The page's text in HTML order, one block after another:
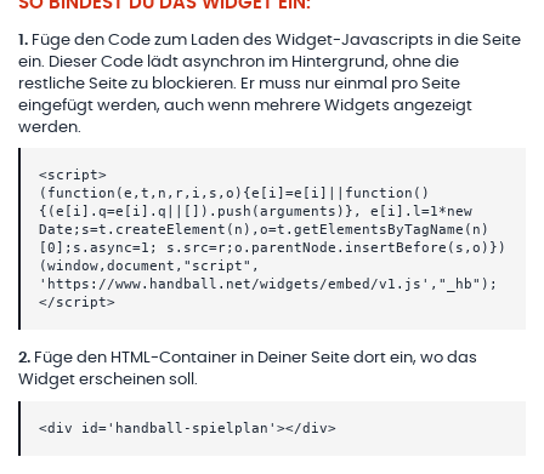
1 . Füge den Code zum Laden des Widget-Javascripts in die Seite
ein. Dieser Code lädt asynchron im Hintergrund, ohne die
restliche Seite zu blockieren. Er muss nur einmal pro Seite
eingefügt werden, auch wenn mehrere Widgets angezeigt
werden.
<script>
(function(e,t,n,r,i,s,o){e[i]=e[i]||function()
{(e[i].q=e[i].q||[]).push(arguments)}, e[i].l=1*new
Date;s=t.createElement(n),o=t.getElementsByTagName(n)
[0];s.async=1; s.src=r;o.parentNode.insertBefore(s,o)})
(window,document,"script",
'https://www.handball.net/widgets/embed/v1.js',"_hb");
</script>
2. Füge den HTML-Container in Deiner Seite dort ein, wo das
Widget erscheinen soll.
<div id='handball-spielplan'></div>